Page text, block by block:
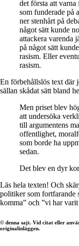
det första att
som funderade på
ner stenhårt på
något sätt kunde
attackera varenda
på något sätt
rasism. Eller
rasism.
En förbehållslös text där
sällan skådat sätt bland
Men priset blev
att undersöka
till argumentens
offentlighet,
som borde ha
sedan.
Det blev en dyr
Läs hela texten! Och
politiker som fortfarande
komma” och ”vi har
© denna sajt. Vid citat eller
originalinläggen.